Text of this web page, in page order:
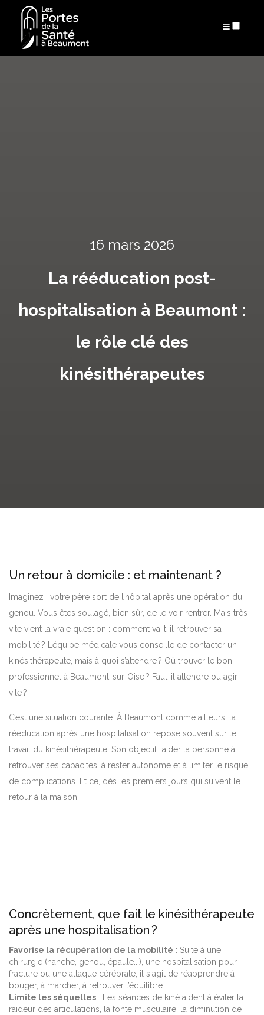
16 mars 2026
La rééducation post-
hospitalisation à Beaumont :
le rôle clé des
kinésithérapeutes
Un retour à domicile : et maintenant ?
Imaginez : votre père sort de l’hôpital après une opération du
genou. Vous êtes soulagé, bien sûr, de le voir rentrer. Mais très
vite vient la vraie question : comment va-t-il retrouver sa
mobilité ? L’équipe médicale vous conseille de contacter un
kinésithérapeute, mais à quoi s’attendre ? Où trouver le bon
professionnel à Beaumont-sur-Oise ? Faut-il attendre ou agir
vite ?
C’est une situation courante. À Beaumont comme ailleurs, la
rééducation après une hospitalisation repose souvent sur le
travail du kinésithérapeute. Son objectif : aider la personne à
retrouver ses capacités, à rester autonome et à limiter le risque
de complications. Et ce, dès les premiers jours qui suivent le
retour à la maison.
Concrètement, que fait le kinésithérapeute
après une hospitalisation ?
Favorise la récupération de la mobilité : Suite à une
chirurgie (hanche, genou, épaule...), une hospitalisation pour
fracture ou une attaque cérébrale, il s'agit de réapprendre à
bouger, à marcher, à retrouver l’équilibre.
Limite les séquelles : Les séances de kiné aident à éviter la
raideur des articulations, la fonte musculaire, la diminution de